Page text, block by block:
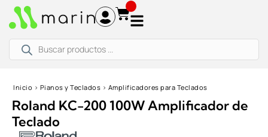
productos
Inicio › Pianos y Teclados › Amplificadores para Teclados
Roland KC-200 100W Amplificador de
Teclado